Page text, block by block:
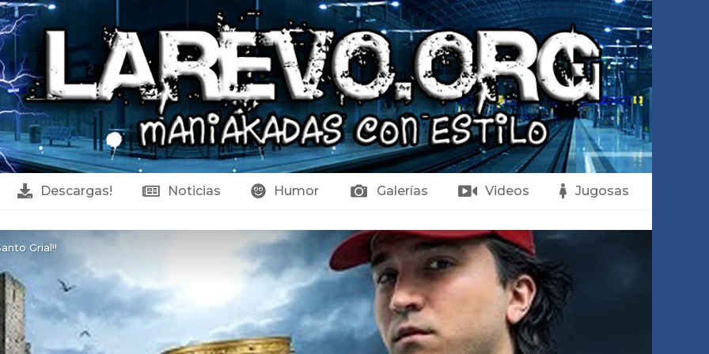
Descargas! Noticias Humor Galerías Videos Jugosas
Grial!!